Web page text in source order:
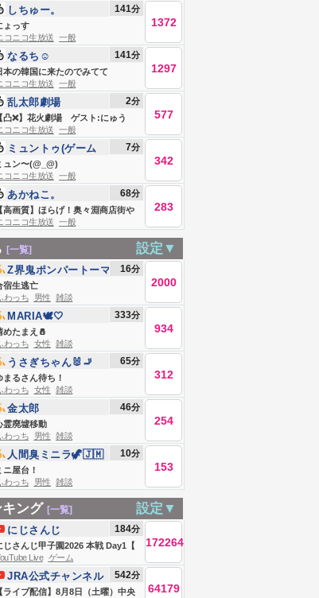
ょっす
しちゅー。 141分
1372
コニコ生放送 一般
本の韓国に来たのでみてて
なるち☺︎ 141分
1297
コニコ生放送 一般
【凸❌】花火劇場 ゲスト:にゅう
乱太郎劇場 2分
577
コニコ生放送 一般
ュン〜(@_@)
ミュントゥ(ゲーム
用)
7分
342
コニコ生放送 一般
【高画質】ほらげ！奥々淵商店街や
あかねこ。 68分
283
コニコ生放送 一般
[一覧] 設定▼
宿生逃亡
Z界鬼ポンパートーマ
ス🍅
16分
2000
わっち 男性 雑談
めたまえ🧂
MARIA🕊🤍 333分
934
わっち 女性 雑談
まるさん待ち！
‎うさぎちゃん🐰🚬 65分
312
わっち 女性 雑談
霊廃墟移動
金太郎 46分
254
わっち 男性 雑談
ニ屋台！
人間臭ミニラ🦖🇯🇲 10分
153
わっち 男性 雑談
ング [一覧] 設定▼
じさんじ甲子園2026 本戦 Day1【
じ甲2026_Day1 】
にじさんじ 184分
172264
Live ゲーム
【ライブ配信】8月8日（土曜）中央
JRA公式チャンネル 542分
64179